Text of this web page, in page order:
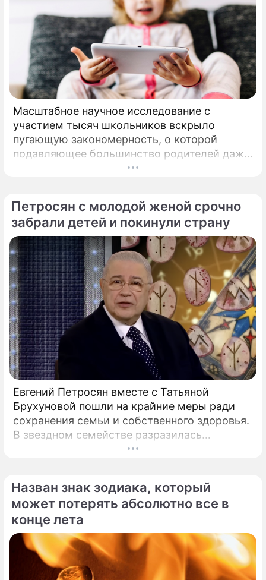
Масштабное научное исследование с
участием тысяч школьников вскрыло
пугающую закономерность, о которой
подавляющее большинство родителей даже
не догадывалось. Привычка дарить ребенку
подростковом возрасте обворачивается
скрытым провалом в учебе.
Петросян с молодой женой срочно
забрали детей и покинули страну
Евгений Петросян вместе с Татьяной
Брухуновой пошли на крайние меры ради
сохранения семьи и собственного здоровья.
В звездном семействе разразилась
настоящая тихая драма, которая вынудила
Назван знак зодиака, который
может потерять абсолютно все в
конце лета